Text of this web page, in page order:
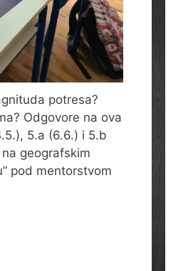
potresa?
Odgovore na ova
5.a (6.6.) i 5.b
geografskim
pod mentorstvom